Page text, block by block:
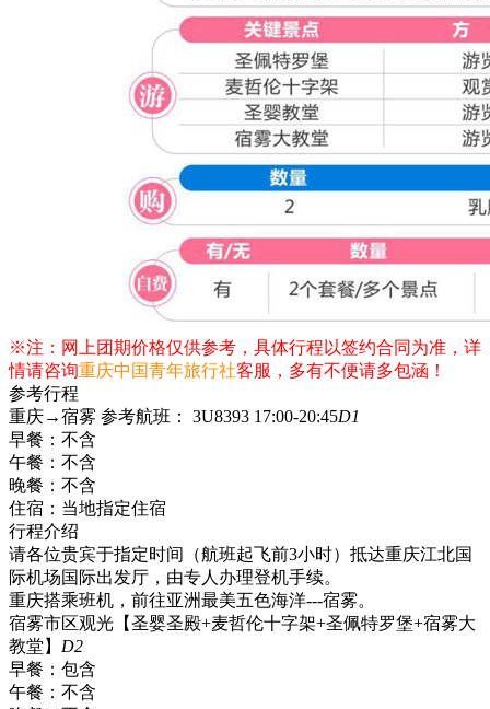
※注：网上团期价格仅供参考，具体行程以签约合同为准，详
情请咨询重庆中国青年旅行社客服，多有不便请多包涵！
参考行程
重庆→宿雾 参考航班： 3U8393 17:00-20:45D1
早餐： 不含
午餐： 不含
晚餐： 不含
住宿： 当地指定住宿
行程介绍
请各位贵宾于指定时间（航班起飞前3小时）抵达重庆江北国
际机场国际出发厅，由专人办理登机手续。
重庆搭乘班机，前往亚洲最美五色海洋---宿雾。
宿雾市区观光【圣婴圣殿+麦哲伦十字架+圣佩特罗堡+宿雾大
教堂】 D2
早餐： 包含
午餐： 不含